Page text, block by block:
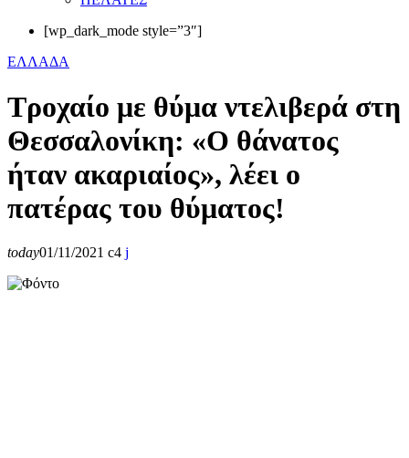
[wp_dark_mode style=”3″]
ΕΛΛΑΔΑ
Τροχαίο με θύμα ντελιβερά στη
Θεσσαλονίκη: «Ο θάνατος
ήταν ακαριαίος», λέει ο
πατέρας του θύματος!
today01/11/2021 4